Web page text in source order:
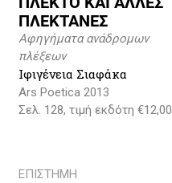
ΠΛΕΚΤΑΝΕΣ
Αφηγήματα ανάδρομων
πλέξεων
Ιφιγένεια Σιαφάκα
Ars Poetica 2013
Σελ. 128, τιμή εκδότη €12,00
ΕΠΙΣΤΗΜΗ